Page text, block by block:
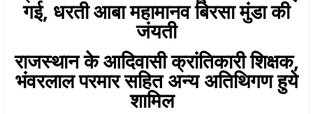
गई, धरती आबा महामानव बिरसा मुंडा की
जंयती
राजस्थान के आदिवासी क्रांतिकारी शिक्षक,
भंवरलाल परमार सहित अन्य अतिथिगण हुये
शामिल